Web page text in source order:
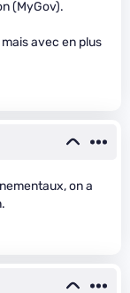
(MyGov).
avec en plus
on a